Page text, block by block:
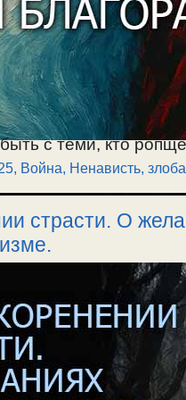
с теми, кто
и
войне, от которой
Что победит —
безысходности
, Война, Ненависть, злоба
страсти. О